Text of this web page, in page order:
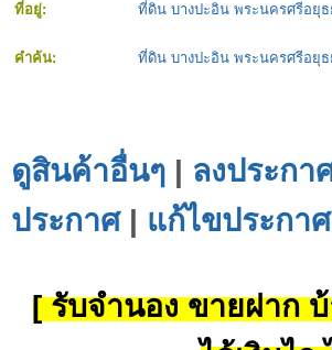
ที่อยู่:
ที่ดิน บางปะอิน พระนครศรีอยุธ
คำค้น: ที่ดิน บางปะอิน พระนครศรีอยุธ
ดูสินค้าอื่นๆ | ลงประกา
ประกาศ| แก้ไขประกาศ
[ รับจำนอง ขายฝาก